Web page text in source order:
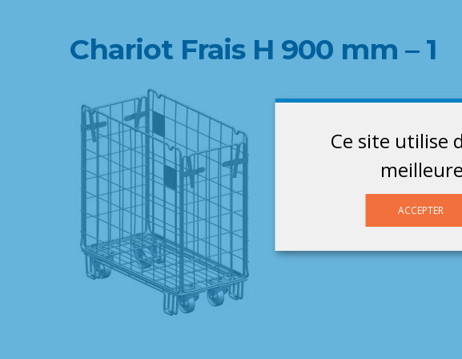
Ce site utilise
ACCEPTER
Chariot Frais H 900 mm – 1